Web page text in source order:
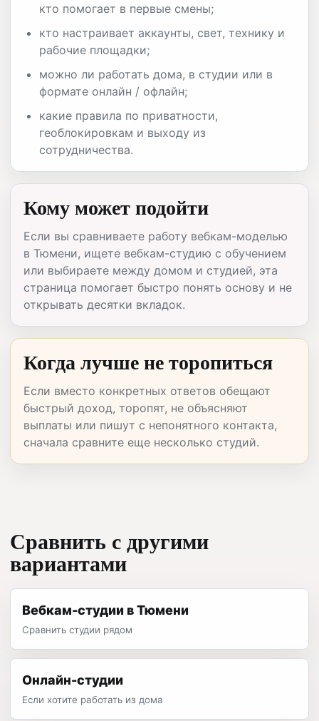
кто помогает в первые смены;
кто настраивает аккаунты, свет, технику и
рабочие площадки;
можно ли работать дома, в студии или в
формате онлайн / офлайн;
какие правила по приватности,
геоблокировкам и выходу из
сотрудничества.
Кому может подойти
Если вы сравниваете работу вебкам-моделью
в Тюмени, ищете вебкам-студию с обучением
или выбираете между домом и студией, эта
страница помогает быстро понять основу и не
открывать десятки вкладок.
Когда лучше не торопиться
Если вместо конкретных ответов обещают
быстрый доход, торопят, не объясняют
выплаты или пишут с непонятного контакта,
сначала сравните еще несколько студий.
Сравнить с другими
вариантами
Вебкам-студии в Тюмени
Сравнить студии рядом
Онлайн-студии
Если хотите работать из дома